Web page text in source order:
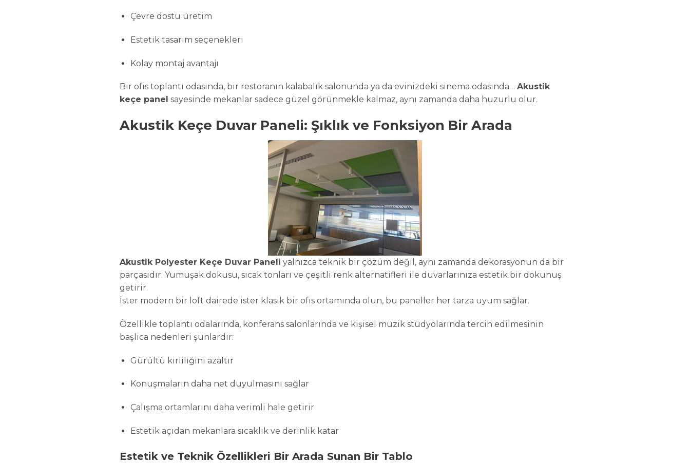
Çevre dostu üretim
Estetik tasarım seçenekleri
Kolay montaj avantajı
Bir ofis toplantı odasında, bir restoranın kalabalık salonunda ya da evinizdeki sinema odasında… Akustik
keçe panel sayesinde mekanlar sadece güzel görünmekle kalmaz, aynı zamanda daha huzurlu olur.
Akustik Keçe Duvar Paneli: Şıklık ve Fonksiyon Bir Arada
Akustik Polyester Keçe Duvar Paneli yalnızca teknik bir çözüm değil, aynı zamanda dekorasyonun da bir
parçasıdır. Yumuşak dokusu, sıcak tonları ve çeşitli renk alternatifleri ile duvarlarınıza estetik bir dokunuş
getirir.
İster modern bir loft dairede ister klasik bir ofis ortamında olun, bu paneller her tarza uyum sağlar.
Özellikle toplantı odalarında, konferans salonlarında ve kişisel müzik stüdyolarında tercih edilmesinin
başlıca nedenleri şunlardır:
Gürültü kirliliğini azaltır
Konuşmaların daha net duyulmasını sağlar
Çalışma ortamlarını daha verimli hale getirir
Estetik açıdan mekanlara sıcaklık ve derinlik katar
Estetik ve Teknik Özellikleri Bir Arada Sunan Bir Tablo